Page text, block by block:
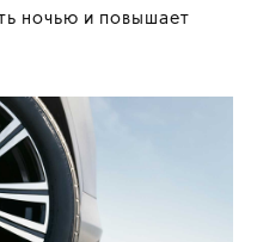
ночью и повышает